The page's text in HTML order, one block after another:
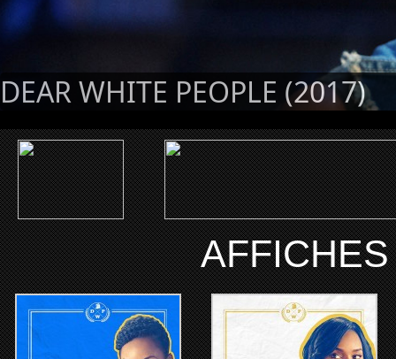
DEAR WHITE PEOPLE (2017)